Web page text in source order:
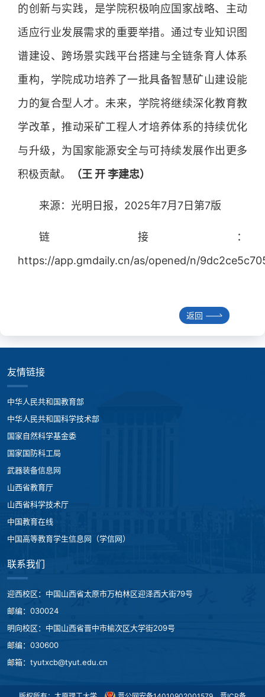
的创新与实践，是学院积极响应国家战略、主动
适应行业发展需求的重要举措。通过专业知识图
谱建设、跨场景实践平台搭建与全链条育人体系
重构，学院成功培养了一批具备智慧矿山建设能
力的复合型人才。未来，学院将继续深化教育教
学改革，推动采矿工程人才培养体系的持续优化
与升级，为国家能源安全与可持续发展作出更多
积极贡献。
（王 开 李建忠）
来源：光明日报，2025年7月7日第7版
链接：
https://app.gmdaily.cn/as/opened/n/
返回
友情链接
中华人民共和国教育部
中华人民共和国科学技术部
国家自然科学基金委
国家国防科工局
武器装备信息网
山西省教育厅
山西省科学技术厅
中国教育在线
中国高等教育学生信息网（学信网）
联系我们
迎西校区：中国山西省太原市万柏林区迎泽西大街79号
邮编：030024
明向校区：中国山西省晋中市榆次区大学街209号
邮编：030600
邮箱：tyutxcb@tyut.edu.cn